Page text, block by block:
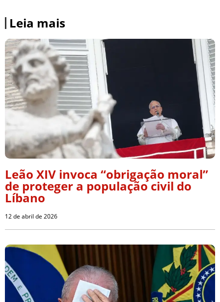
Leia mais
Leão XIV invoca “obrigação moral”
de proteger a população civil do
Líbano
12 de abril de 2026